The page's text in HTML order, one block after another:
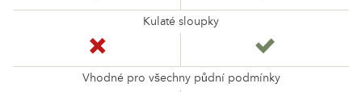
Kulaté sloupky
Vhodné pro všechny půdní podmínky